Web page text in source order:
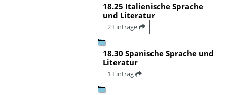
18.25 Italienische Sprache
und Literatur
2 Einträge
18.30 Spanische Sprache und
Literatur
1 Eintrag